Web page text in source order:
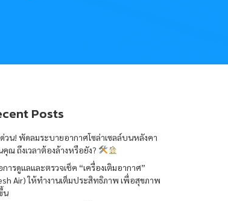
Posts
วน! พัดลมระบายอากาศโซล่าเซลล์บนหลังคา
ณ ถึงเวลาต้องล้างหรือยัง?
ารดูแลและตรวจเช็ค “เครื่องเติมอากาศ”
Air) ให้ทำงานเต็มประสิทธิภาพ เพื่อสุขภาพ
น